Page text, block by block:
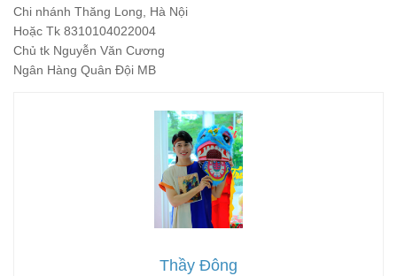
Chi nhánh Thăng Long, Hà Nội
Hoặc Tk 8310104022004
Chủ tk Nguyễn Văn Cương
Ngân Hàng Quân Đội MB
Thầy Đông